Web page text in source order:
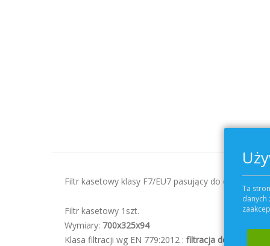
Filtr kasetowy klasy F7/EU7 pasujący do central
Filtr kasetowy 1szt.
Wymiary: 700x325x94
Klasa filtracji wg EN 779:2012 : filtracja dokładna F7
Ta
danych